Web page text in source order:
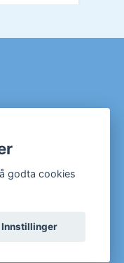
godta cookies
Innstillinger